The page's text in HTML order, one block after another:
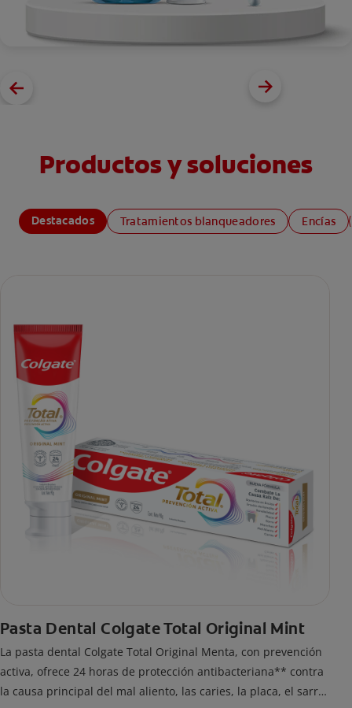
Productos y soluciones
Destacados Tratamientos blanqueadores Encías
Pasta Dental Colgate Total Original Mint
La pasta dental Colgate Total Original Menta, con prevención
activa, ofrece 24 horas de protección antibacteriana** contra
la causa principal del mal aliento, las caries, la placa, el sarro